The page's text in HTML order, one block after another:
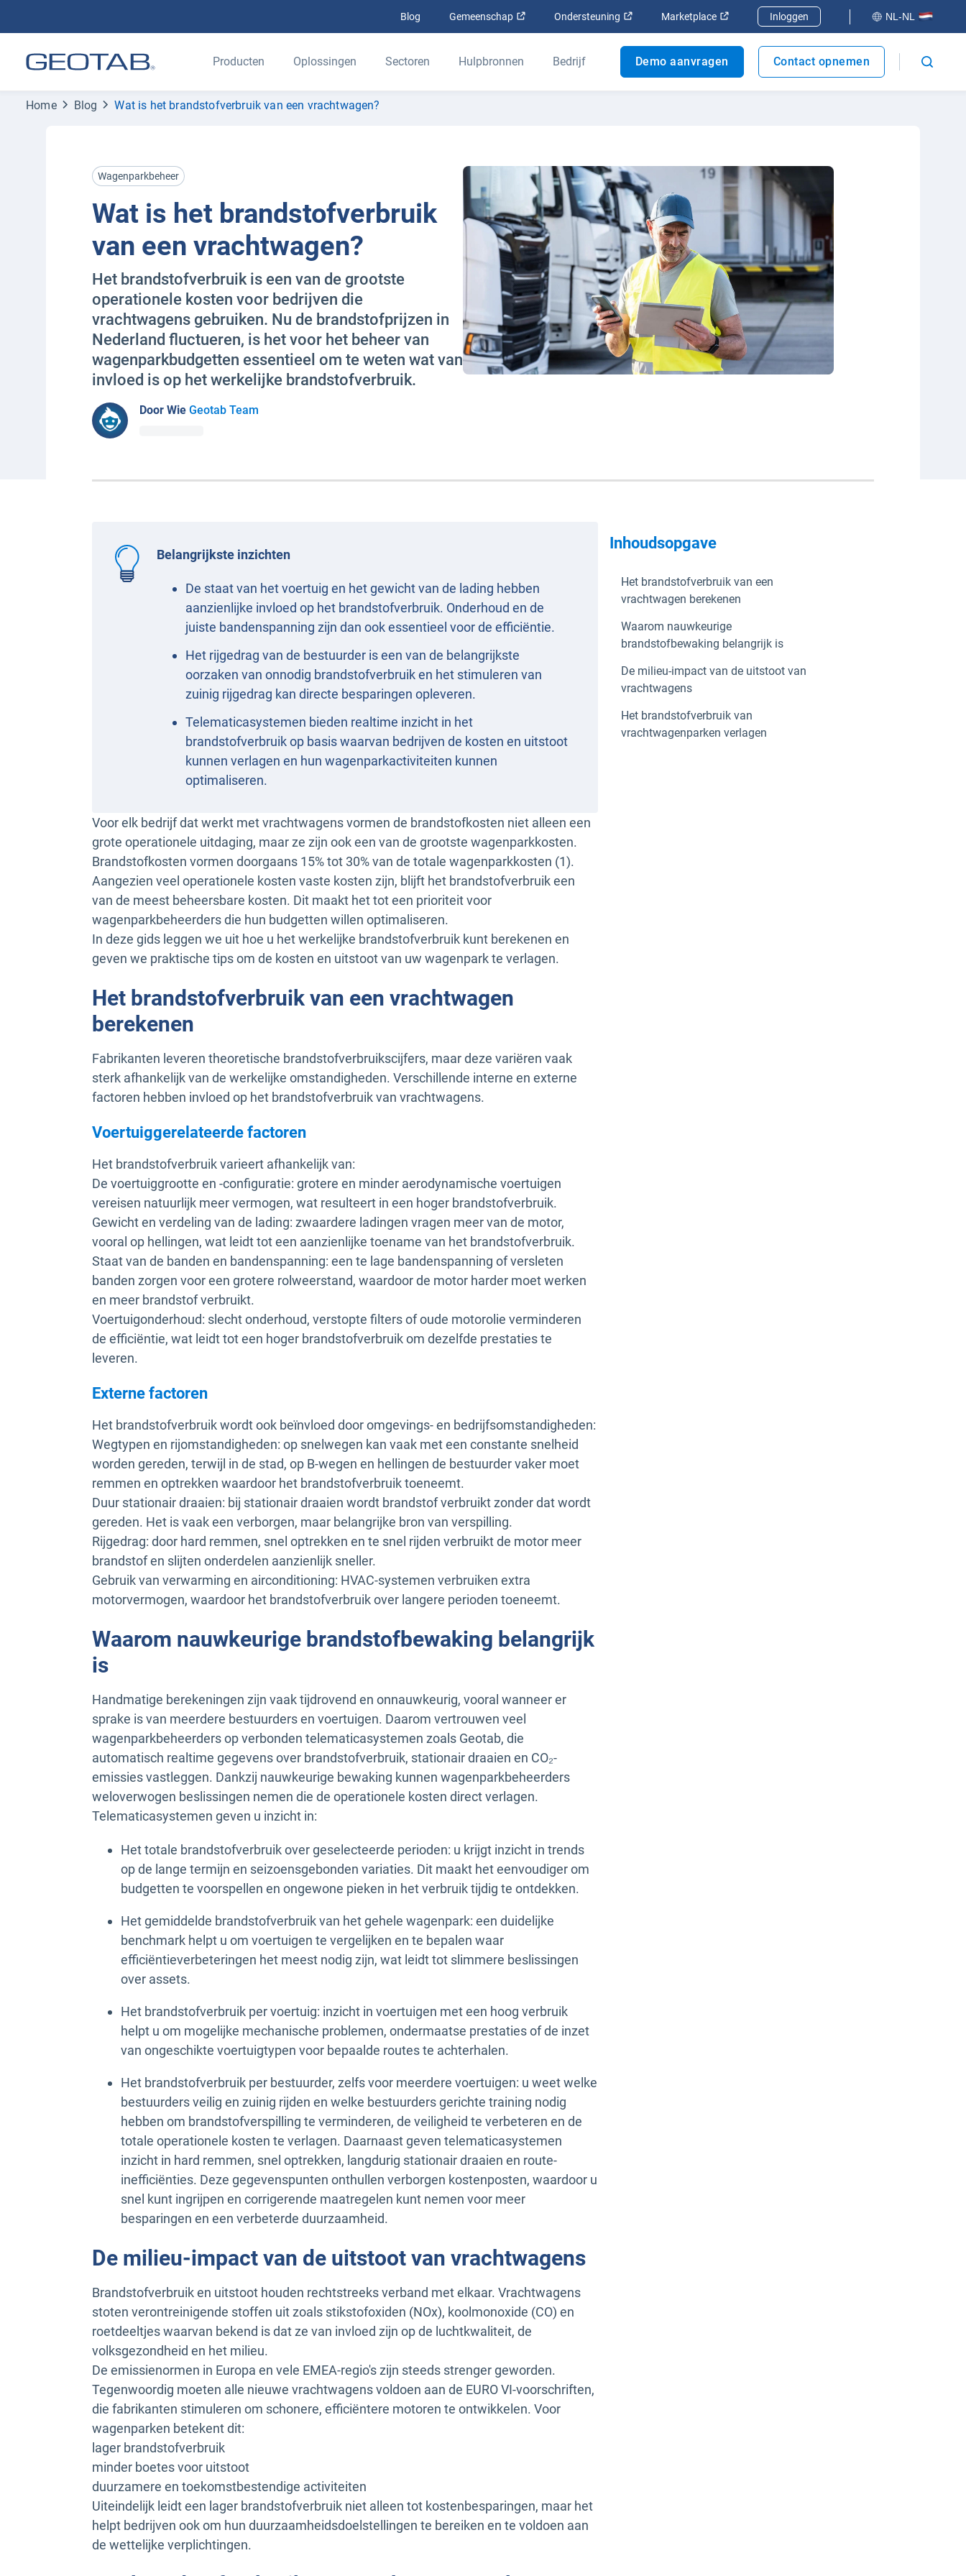
Blog Gemeenschap Openen in een nieuw venster
Ondersteuning Openen in een nieuw venster
Marketplace Openen in een nieuw venster
Inloggen NL-NL
Producten Oplossingen Sectoren Hulpbronnen Bedrijf Demo aanvragen Contact opnemen
Home Blog Wat is het brandstofverbruik van een vrachtwagen?
Wagenparkbeheer
Wat is het brandstofverbruik
van een vrachtwagen?
Het brandstofverbruik is een van de grootste
operationele kosten voor bedrijven die
vrachtwagens gebruiken. Nu de brandstofprijzen in
Nederland fluctueren, is het voor het beheer van
wagenparkbudgetten essentieel om te weten wat van
invloed is op het werkelijke brandstofverbruik.
Door Wie Geotab Team
Belangrijkste inzichten
De staat van het voertuig en het gewicht van de lading hebben
aanzienlijke invloed op het brandstofverbruik. Onderhoud en de
juiste bandenspanning zijn dan ook essentieel voor de efficiëntie.
Het rijgedrag van de bestuurder is een van de belangrijkste
oorzaken van onnodig brandstofverbruik en het stimuleren van
zuinig rijgedrag kan directe besparingen opleveren.
Telematicasystemen bieden realtime inzicht in het
brandstofverbruik op basis waarvan bedrijven de kosten en uitstoot
kunnen verlagen en hun wagenparkactiviteiten kunnen
optimaliseren.
Voor elk bedrijf dat werkt met vrachtwagens vormen de brandstofkosten niet alleen een
grote operationele uitdaging, maar ze zijn ook een van de grootste wagenparkkosten.
Brandstofkosten vormen doorgaans 15% tot 30% van de totale wagenparkkosten (1).
Aangezien veel operationele kosten vaste kosten zijn, blijft het brandstofverbruik een
van de meest beheersbare kosten. Dit maakt het tot een prioriteit voor
wagenparkbeheerders die hun budgetten willen optimaliseren.
In deze gids leggen we uit hoe u het werkelijke brandstofverbruik kunt berekenen en
geven we praktische tips om de kosten en uitstoot van uw wagenpark te verlagen.
Het brandstofverbruik van een vrachtwagen
berekenen
Fabrikanten leveren theoretische brandstofverbruikscijfers, maar deze variëren vaak
sterk afhankelijk van de werkelijke omstandigheden. Verschillende interne en externe
factoren hebben invloed op het brandstofverbruik van vrachtwagens.
Voertuiggerelateerde factoren
Het brandstofverbruik varieert afhankelijk van:
De voertuiggrootte en -configuratie: grotere en minder aerodynamische voertuigen
vereisen natuurlijk meer vermogen, wat resulteert in een hoger brandstofverbruik.
Gewicht en verdeling van de lading: zwaardere ladingen vragen meer van de motor,
vooral op hellingen, wat leidt tot een aanzienlijke toename van het brandstofverbruik.
Staat van de banden en bandenspanning: een te lage bandenspanning of versleten
banden zorgen voor een grotere rolweerstand, waardoor de motor harder moet werken
en meer brandstof verbruikt.
Voertuigonderhoud: slecht onderhoud, verstopte filters of oude motorolie verminderen
de efficiëntie, wat leidt tot een hoger brandstofverbruik om dezelfde prestaties te
leveren.
Externe factoren
Het brandstofverbruik wordt ook beïnvloed door omgevings- en bedrijfsomstandigheden:
Wegtypen en rijomstandigheden: op snelwegen kan vaak met een constante snelheid
worden gereden, terwijl in de stad, op B-wegen en hellingen de bestuurder vaker moet
remmen en optrekken waardoor het brandstofverbruik toeneemt.
Duur stationair draaien: bij stationair draaien wordt brandstof verbruikt zonder dat wordt
gereden. Het is vaak een verborgen, maar belangrijke bron van verspilling.
Rijgedrag: door hard remmen, snel optrekken en te snel rijden verbruikt de motor meer
brandstof en slijten onderdelen aanzienlijk sneller.
Gebruik van verwarming en airconditioning: HVAC-systemen verbruiken extra
motorvermogen, waardoor het brandstofverbruik over langere perioden toeneemt.
Waarom nauwkeurige brandstofbewaking belangrijk
is
Handmatige berekeningen zijn vaak tijdrovend en onnauwkeurig, vooral wanneer er
sprake is van meerdere bestuurders en voertuigen. Daarom vertrouwen veel
wagenparkbeheerders op verbonden telematicasystemen zoals Geotab, die
automatisch realtime gegevens over brandstofverbruik, stationair draaien en CO₂-
emissies vastleggen. Dankzij nauwkeurige bewaking kunnen wagenparkbeheerders
weloverwogen beslissingen nemen die de operationele kosten direct verlagen.
Telematicasystemen geven u inzicht in:
Het totale brandstofverbruik over geselecteerde perioden: u krijgt inzicht in trends
op de lange termijn en seizoensgebonden variaties. Dit maakt het eenvoudiger om
budgetten te voorspellen en ongewone pieken in het verbruik tijdig te ontdekken.
Het gemiddelde brandstofverbruik van het gehele wagenpark: een duidelijke
benchmark helpt u om voertuigen te vergelijken en te bepalen waar
efficiëntieverbeteringen het meest nodig zijn, wat leidt tot slimmere beslissingen
over assets.
Het brandstofverbruik per voertuig: inzicht in voertuigen met een hoog verbruik
helpt u om mogelijke mechanische problemen, ondermaatse prestaties of de inzet
van ongeschikte voertuigtypen voor bepaalde routes te achterhalen.
Het brandstofverbruik per bestuurder, zelfs voor meerdere voertuigen: u weet welke
bestuurders veilig en zuinig rijden en welke bestuurders gerichte training nodig
hebben om brandstofverspilling te verminderen, de veiligheid te verbeteren en de
totale operationele kosten te verlagen. Daarnaast geven telematicasystemen
inzicht in hard remmen, snel optrekken, langdurig stationair draaien en route-
inefficiënties. Deze gegevenspunten onthullen verborgen kostenposten, waardoor u
snel kunt ingrijpen en corrigerende maatregelen kunt nemen voor meer
besparingen en een verbeterde duurzaamheid.
De milieu-impact van de uitstoot van vrachtwagens
Brandstofverbruik en uitstoot houden rechtstreeks verband met elkaar. Vrachtwagens
stoten verontreinigende stoffen uit zoals stikstofoxiden (NOx), koolmonoxide (CO) en
roetdeeltjes waarvan bekend is dat ze van invloed zijn op de luchtkwaliteit, de
volksgezondheid en het milieu.
De emissienormen in Europa en vele EMEA-regio's zijn steeds strenger geworden.
Tegenwoordig moeten alle nieuwe vrachtwagens voldoen aan de EURO VI-voorschriften,
die fabrikanten stimuleren om schonere, efficiëntere motoren te ontwikkelen. Voor
wagenparken betekent dit:
lager brandstofverbruik
minder boetes voor uitstoot
duurzamere en toekomstbestendige activiteiten
Uiteindelijk leidt een lager brandstofverbruik niet alleen tot kostenbesparingen, maar het
helpt bedrijven ook om hun duurzaamheidsdoelstellingen te bereiken en te voldoen aan
de wettelijke verplichtingen.
Inhoudsopgave
Het brandstofverbruik van een
vrachtwagen berekenen
Waarom nauwkeurige
brandstofbewaking belangrijk is
De milieu-impact van de uitstoot van
vrachtwagens
Het brandstofverbruik van
vrachtwagenparken verlagen